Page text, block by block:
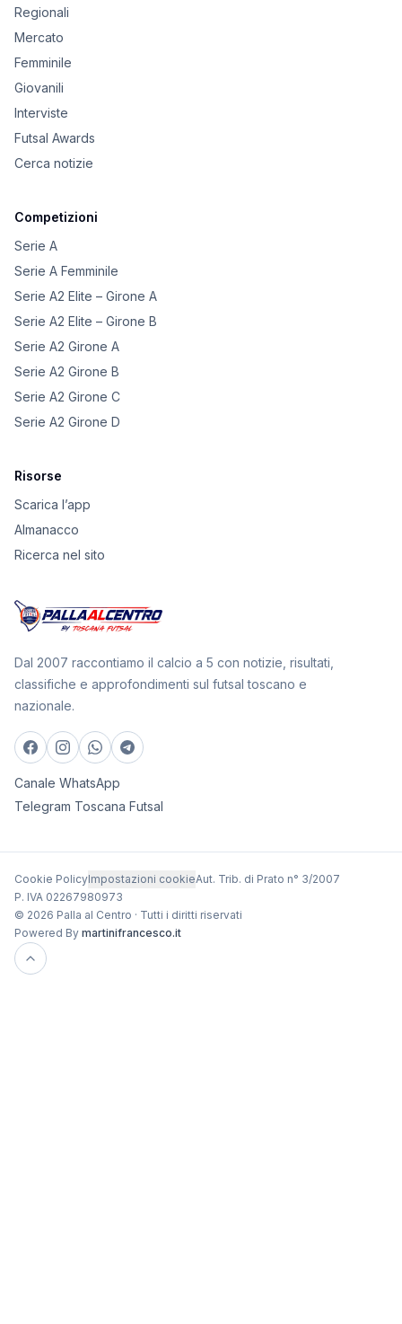
Regionali
Mercato
Femminile
Giovanili
Interviste
Futsal Awards
Cerca notizie
Competizioni
Serie A
Serie A Femminile
Serie A2 Elite – Girone A
Serie A2 Elite – Girone B
Serie A2 Girone A
Serie A2 Girone B
Serie A2 Girone C
Serie A2 Girone D
Risorse
Scarica l’app
Almanacco
Ricerca nel sito
Dal 2007 raccontiamo il calcio a 5 con notizie, risultati,
classifiche e approfondimenti sul futsal toscano e
nazionale.
Canale WhatsApp
Telegram Toscana Futsal
Cookie PolicyImpostazioni cookieAut. Trib. di Prato n° 3/2007
P. IVA 02267980973
© 2026 Palla al Centro · Tutti i diritti riservati
Powered By martinifrancesco.it